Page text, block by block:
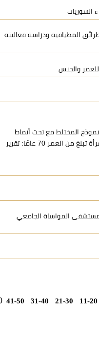
السوريات
المطيافية ودراسة فعاليته
للعمر والجنس
المختلط مع تحت أنماط
نسيجية تجمع المعدية والصفراوية-البنكرياسية عند امرأة تبلغ من العمر 70 عامًا: تقرير
الثدي لعامي 2018 و 2019 في مستشفى المواساة الجامعي
11-20
21-30
31-40
41-50